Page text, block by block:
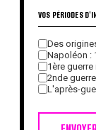
VOS PÉRIODES
Des
Napoléon :
1ère
2nde
L'après-